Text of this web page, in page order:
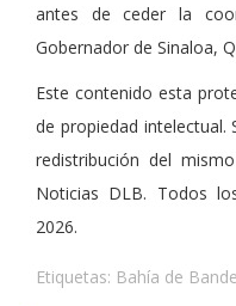
antes de ceder la
Gobernador de Sinaloa,
Este contenido esta
de propiedad intelectual.
redistribución del
Noticias DLB. Todos
2026.
Etiquetas: Bahía de